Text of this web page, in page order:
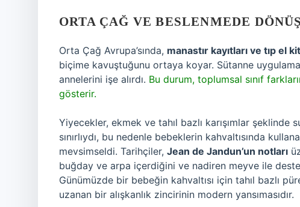
ORTA ÇAĞ VE BESLENMEDE
Orta Çağ Avrupa’sında, manastır kayıtları ve tıp el
biçime kavuştuğunu ortaya koyar. Sütanne
annelerini işe alırdı. Bu durum, toplumsal sınıf
gösterir.
Yiyecekler, ekmek ve tahıl bazlı karışımlar şeklinde
sınırlıydı, bu nedenle bebeklerin kahvaltısında
mevsimseldi. Tarihçiler, Jean de Jandun’un notları
buğday ve arpa içerdiğini ve nadiren meyve ile
Günümüzde bir bebeğin kahvaltısı için tahıl bazlı
uzanan bir alışkanlık zincirinin modern yansımasıdır.